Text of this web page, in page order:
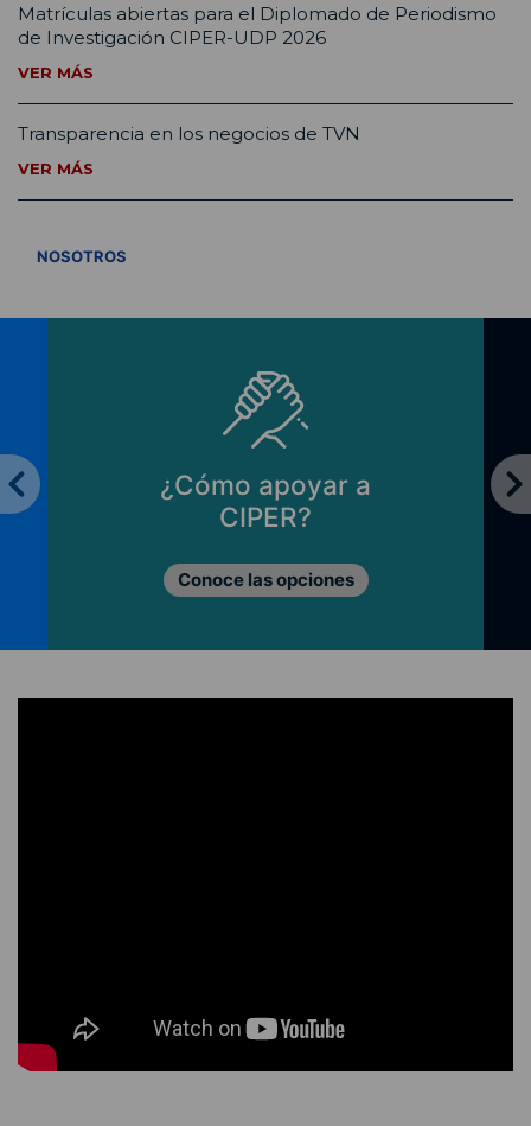
Matrículas abiertas para el Diplomado de Periodismo
de Investigación CIPER-UDP 2026
VER MÁS
Transparencia en los negocios de TVN
VER MÁS
NOSOTROS
¿Cómo apoyar a
CIPER?
Conoce las opciones